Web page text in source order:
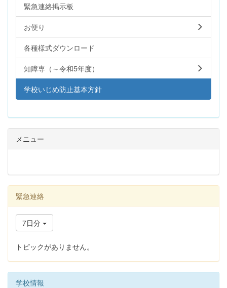
緊急連絡掲示板
お便り
各種様式ダウンロード
知障専（～令和5年度）
学校いじめ防止基本方針
メニュー
緊急連絡
7日分
トピックがありません。
学校情報